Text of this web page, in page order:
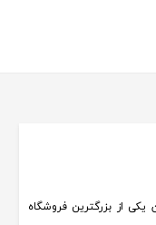
از بزرگترین فروشگاه